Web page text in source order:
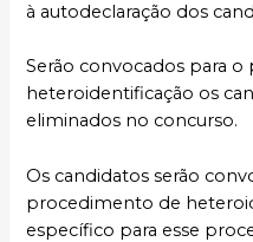
à autodeclaração dos
Serão convocados para
heteroidentificação os
eliminados no concurso.
Os candidatos serão
procedimento de
específico para esse